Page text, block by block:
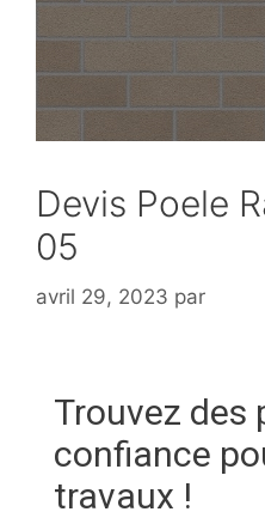
Devis Poele
05
avril 29, 2023 par
Trouvez des
confiance
travaux !